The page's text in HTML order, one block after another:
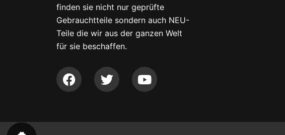
finden sie nicht nur geprüfte
Gebrauchtteile sondern auch NEU-
Teile die wir aus der ganzen Welt
für sie beschaffen.
F
a
b
T
w
t
Y
o
u